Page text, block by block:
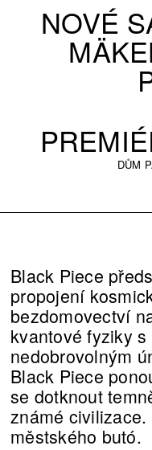
NOVÉ
DŮM
Black Piece
propojení
bezdomovectví
kvantové fyziky
nedobrovolným
Black Piece
se dotknout
známé
městského butó.